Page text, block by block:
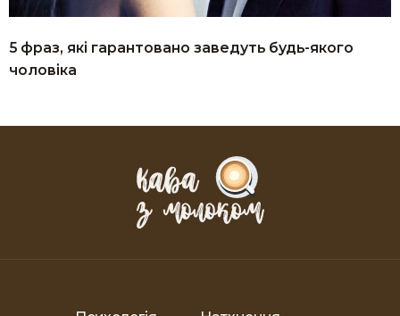
5 фраз, які гарантовано заведуть будь-якого
чоловіка